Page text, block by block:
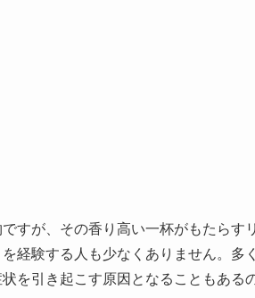
すが、その香り高い一杯がもたらす
経験する人も少なくありません。
を引き起こす原因となることもある